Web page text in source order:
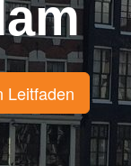
Leitfaden